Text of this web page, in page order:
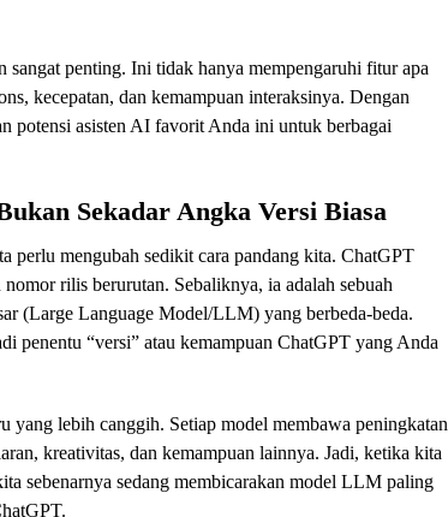
penting. Ini tidak hanya mempengaruhi fitur apa
kecepatan, dan kemampuan interaksinya. Dengan
potensi asisten AI favorit Anda ini untuk berbagai
Sekadar Angka Versi Biasa
perlu mengubah sedikit cara pandang kita. ChatGPT
rilis berurutan. Sebaliknya, ia adalah sebuah
(Large Language Model/LLM) yang berbeda-beda.
penentu “versi” atau kemampuan ChatGPT yang Anda
lebih canggih. Setiap model membawa peningkatan
kreativitas, dan kemampuan lainnya. Jadi, ketika kita
sebenarnya sedang membicarakan model LLM paling